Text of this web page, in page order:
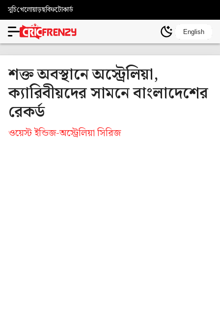
সূচিখেলোয়াড়ছবিফটোকার্ড
English
শক্ত অবস্থানে অস্ট্রেলিয়া,
ক্যারিবীয়দের সামনে বাংলাদেশের
রেকর্ড
ওয়েস্ট ইন্ডিজ-অস্ট্রেলিয়া সিরিজ